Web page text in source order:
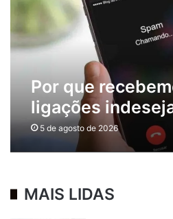
Por que
ligações
bloquear esse
5 de agosto de 2026
MAIS LIDAS